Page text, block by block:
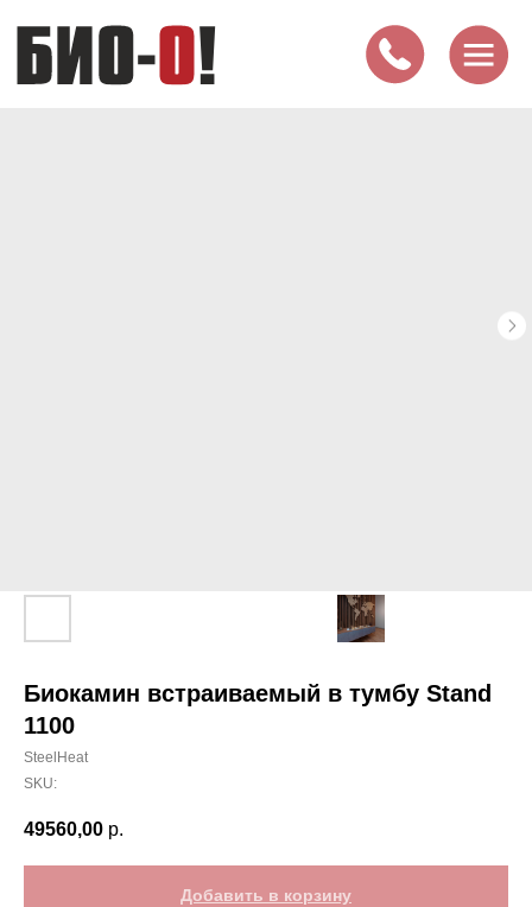
Биокамин встраиваемый в тумбу Stand
1100
SteelHeat
SKU:
49560,00 р.
Добавить в корзину